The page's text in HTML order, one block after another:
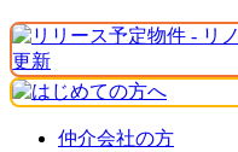
仲介会社の方